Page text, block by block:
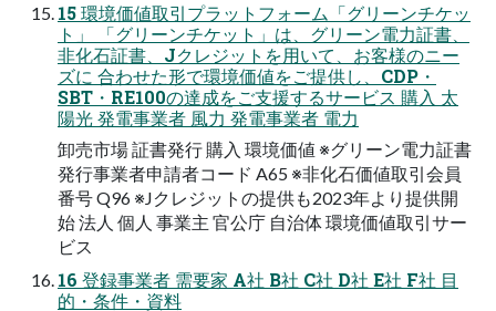
15 環境価値取引プラットフォーム「グリーンチケッ
ト」 「グリーンチケット」は、グリーン電力証書、
非化石証書、Jクレジットを用いて、お客様のニー
ズに 合わせた形で環境価値をご提供し、CDP・
SBT・RE100の達成をご支援するサービス 購入 太
陽光 発電事業者 風力 発電事業者 電力
卸売市場 証書発行 購入 環境価値 ※グリーン電力証書
発行事業者申請者コード A65 ※非化石価値取引会員
番号 Q96 ※Jクレジットの提供も2023年より提供開
始 法人 個人 事業主 官公庁 自治体 環境価値取引サー
ビス
16 登録事業者 需要家 A社 B社 C社 D社 E社 F社 目
的・条件・資料